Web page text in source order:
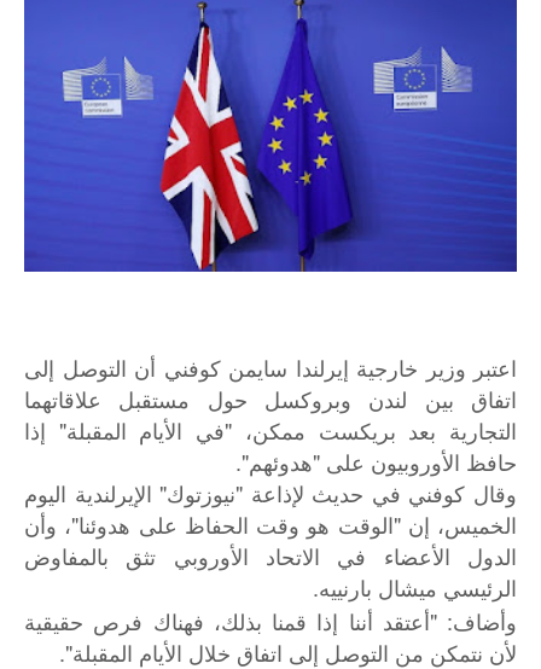
اعتبر وزير خارجية إيرلندا سايمن كوفني أن التوصل إلى
اتفاق بين لندن وبروكسل حول مستقبل علاقاتهما
التجارية بعد بريكست ممكن، "في الأيام المقبلة" إذا
حافظ الأوروبيون على "هدوئهم".
وقال كوفني في حديث لإذاعة "نيوزتوك" الإيرلندية اليوم
الخميس، إن "الوقت هو وقت الحفاظ على هدوئنا"، وأن
الدول الأعضاء في الاتحاد الأوروبي تثق بالمفاوض
الرئيسي ميشال بارنييه.
وأضاف: "أعتقد أننا إذا قمنا بذلك، فهناك فرص حقيقية
لأن نتمكن من التوصل إلى اتفاق خلال الأيام المقبلة".